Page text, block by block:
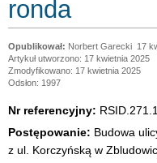
ronda
Norbert Garecki 17
Artykuł utworzono: 17 kwietnia 2025
Zmodyfikowano: 17 kwietnia 2025
Odsłon: 1997
Nr referencyjny:
Postępowanie: Budowa
z ul. Korczyńską w